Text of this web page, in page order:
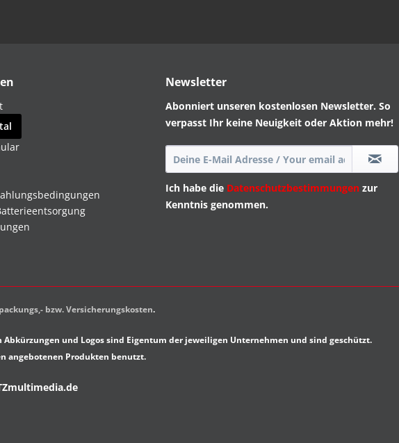
Newsletter
Abonniert unseren kostenlosen Newsletter. So
verpasst Ihr keine Neuigkeit oder Aktion mehr!
Ich habe die Datenschutzbestimmungen zur
Kenntnis genommen.
bzw. Versicherungskosten.
und Logos sind Eigentum der jeweiligen Unternehmen und sind geschützt.
angebotenen Produkten benutzt.